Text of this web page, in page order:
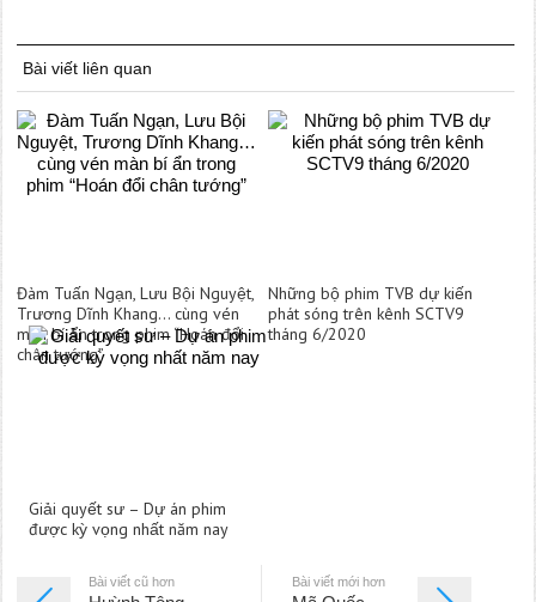
Bài viết liên quan
Đàm Tuấn Ngạn, Lưu Bội Nguyệt,
Trương Dĩnh Khang… cùng vén
màn bí ẩn trong phim “Hoán đổi
chân tướng”
Những bộ phim TVB dự kiến
phát sóng trên kênh SCTV9
tháng 6/2020
Giải quyết sư – Dự án phim
được kỳ vọng nhất năm nay
Bài viết cũ hơn Bài viết mới hơn